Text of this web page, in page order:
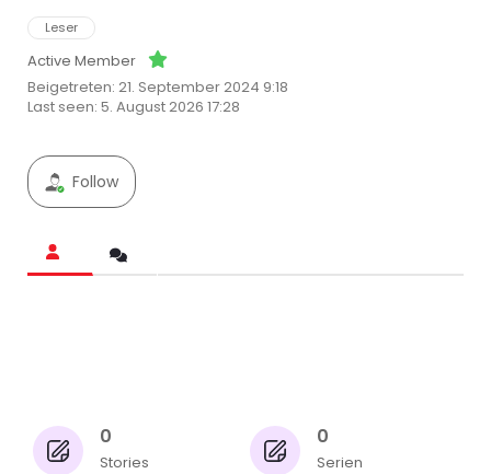
Leser
Active Member
Beigetreten: 21. September 2024 9:18
Last seen: 5. August 2026 17:28
Follow
0
Stories
0
Serien